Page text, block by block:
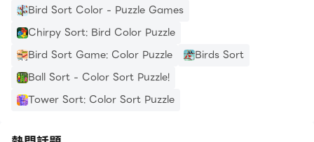
Bird Sort Color - Puzzle Games
Chirpy Sort: Bird Color Puzzle
Bird Sort Game: Color Puzzle
Birds Sort
Ball Sort - Color Sort Puzzle!
Tower Sort: Color Sort Puzzle